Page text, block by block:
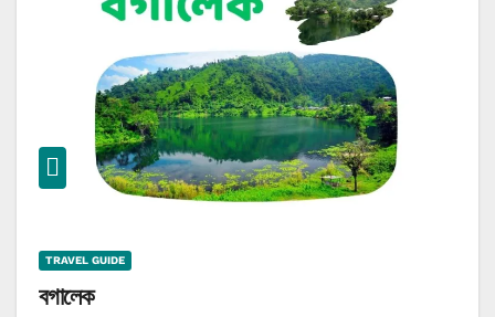
TRAVEL GUIDE
বগালেক